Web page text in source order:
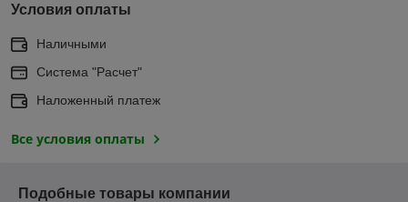
Условия оплаты
Наличными
Система "Расчет"
Наложенный платеж
Все условия оплаты
Подобные товары компании